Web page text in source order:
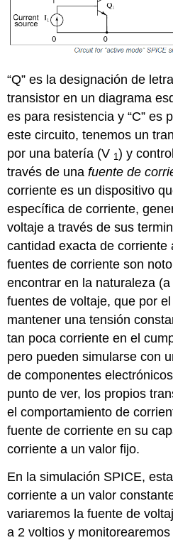
“Q” es la designación de
transistor en un diagrama
es para resistencia y “C” es
este circuito, tenemos un
por una batería (V 1) y
través de unafuente de
corriente es un dispositivo
específica de corriente,
voltaje a través de sus
cantidad exacta de corriente
fuentes de corriente son
encontrar en la naturaleza
fuentes de voltaje, que por
mantener una tensión
tan poca corriente en el
pero pueden simularse con
de componentes
punto de ver, los propios
el comportamiento de
fuente de corriente en su
corriente a un valor fijo.
En la simulación SPICE,
corriente a un valor
variaremos la fuente de
a 2 voltios y